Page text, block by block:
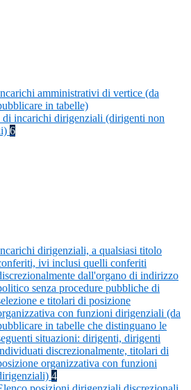
amministrativi di vertice (da
in tabelle)
incarichi dirigenziali (dirigenti non
6
dirigenziali, a qualsiasi titolo
ivi inclusi quelli conferiti
dall'organo di indirizzo
senza procedure pubbliche di
e titolari di posizione
con funzioni dirigenziali (da
in tabelle che distinguano le
situazioni: dirigenti, dirigenti
discrezionalmente, titolari di
organizzativa con funzioni
4